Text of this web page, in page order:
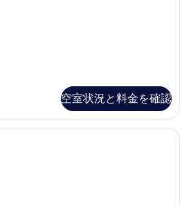
空室状況と料金を確認